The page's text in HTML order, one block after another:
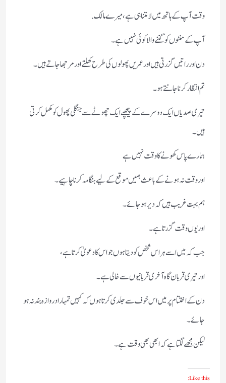
وقت آپ کے ہاتھ میں لامتناہی ہے، میرے مالک.
آپ کے منٹوں کو گننے والا کوئی نہیں ہے۔
دن اور راتیں گزرتی ہیں اور عمریں پھولوں کی طرح کھلتے اور مرجھا جاتے ہیں۔
تم انتظار کرنا جانتے ہو۔
تیری صدیاں ایک دوسرے کے پیچھے ایک چھوٹے سے جنگلی پھول کو مکمل کرتی
ہیں۔
ہمارے پاس کھونے کا وقت نہیں ہے
اور وقت نہ ہونے کے باعث ہمیں موقع کے لیے ہنگامہ کرنا چاہیے۔
ہم بہت غریب ہیں کہ دیر ہو جائے۔
اور یوں وقت گزرتا ہے۔
جب کہ میں اسے ہر اس شخص کو دیتا ہوں جو اس کا دعویٰ کرتا ہے،
اور تیری قربان گاہ آخری قربانیوں سے خالی ہے۔
دن کے اختتام پر میں اس خوف سے جلدی کرتا ہوں کہ کہیں تمہارا دروازہ بند نہ ہو
جائے۔
لیکن مجھے لگتا ہے کہ ابھی بھی وقت ہے۔
Like this: